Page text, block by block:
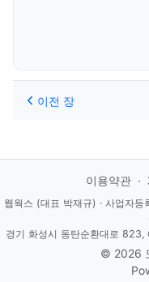
이전 장
이용약관 ·
웹웍스 (대표 박재규) · 사업자
경기 화성시 동탄순환대로 823,
© 2026